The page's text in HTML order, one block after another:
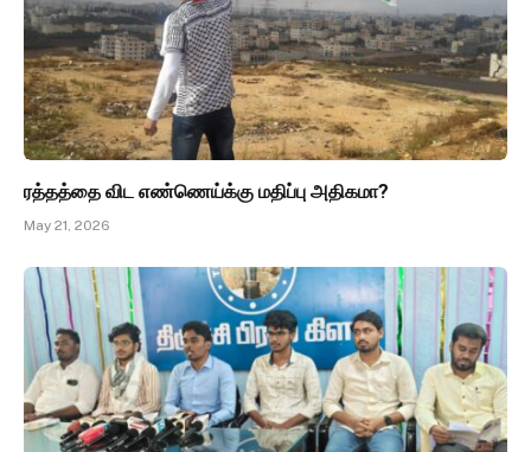
ரத்தத்தை விட எண்ணெய்க்கு மதிப்பு அதிகமா?
May 21, 2026